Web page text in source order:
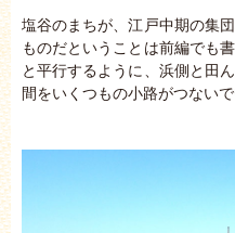
塩谷のまちが、江戸中期の集
ものだということは前編でも
と平行するように、浜側と田
間をいくつもの小路がつないで